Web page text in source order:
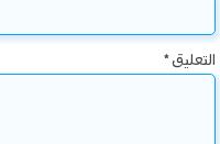
التعليق*